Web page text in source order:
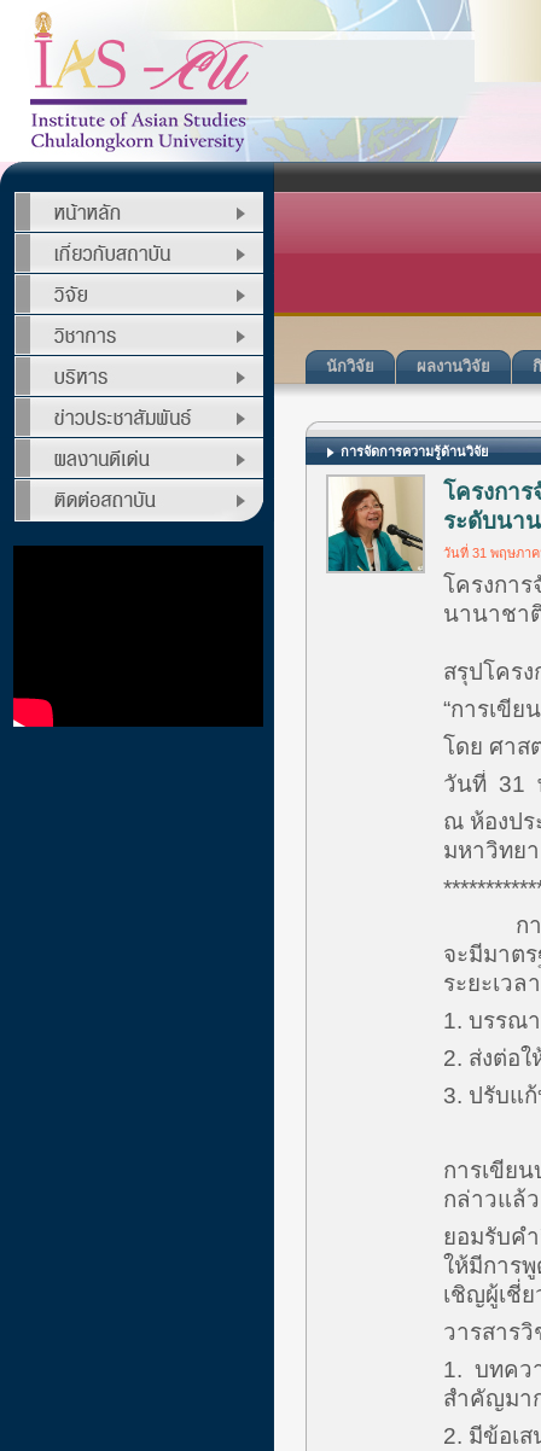
นักวิจัย ผลงานวิจัย
การจัดการความรู้ด้านวิจัย
โครงการ
ระดับนา
วันที่ 31 พฤษภาค
โครงการ
นานาชา
สรุปโครง
“การเขี
โดย ศาส
วันที่ 31
ณ ห้องป
มหาวิทย
การเขี
จะมีมาต
ระยะเว
1. บรรณ
2. ส่งต่อ
3. ปรับแ
การเขีย
กล่าวแล้
ยอมรับค
ให้มีการ
เชิญผู้เชี่
วารสาร
1. บทคว
สำคัญมา
2. มีข้อเ